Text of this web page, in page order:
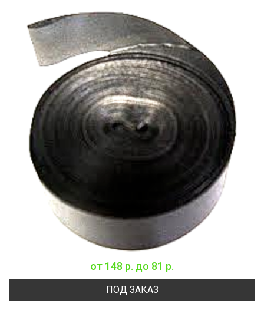
от 148 р. до 81 р.
ПОД ЗАКАЗ